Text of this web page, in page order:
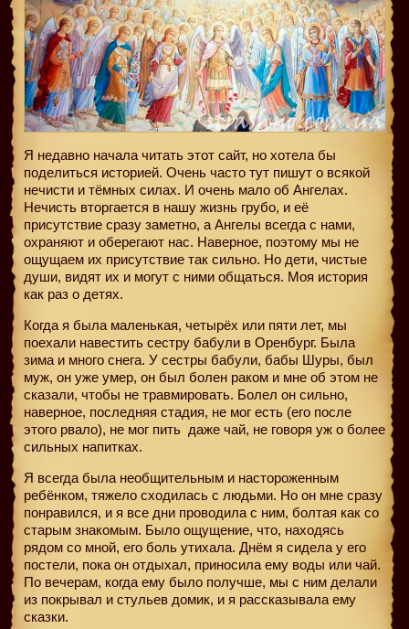
Я недавно начала читать этот сайт, но хотела бы
поделиться историей. Очень часто тут пишут о всякой
нечисти и тёмных силах. И очень мало об Ангелах.
Нечисть вторгается в нашу жизнь грубо, и её
присутствие сразу заметно, а Ангелы всегда с нами,
охраняют и оберегают нас. Наверное, поэтому мы не
ощущаем их присутствие так сильно. Но дети, чистые
души, видят их и могут с ними общаться. Моя история
как раз о детях.
Когда я была маленькая, четырёх или пяти лет, мы
поехали навестить сестру бабули в Оренбург. Была
зима и много снега. У сестры бабули, бабы Шуры, был
муж, он уже умер, он был болен раком и мне об этом не
сказали, чтобы не травмировать. Болел он сильно,
наверное, последняя стадия, не мог есть (его после
этого рвало), не мог пить даже чай, не говоря уж о более
сильных напитках.
Я всегда была необщительным и настороженным
ребёнком, тяжело сходилась с людьми. Но он мне сразу
понравился, и я все дни проводила с ним, болтая как со
старым знакомым. Было ощущение, что, находясь
рядом со мной, его боль утихала. Днём я сидела у его
постели, пока он отдыхал, приносила ему воды или чай.
По вечерам, когда ему было получше, мы с ним делали
из покрывал и стульев домик, и я рассказывала ему
сказки.